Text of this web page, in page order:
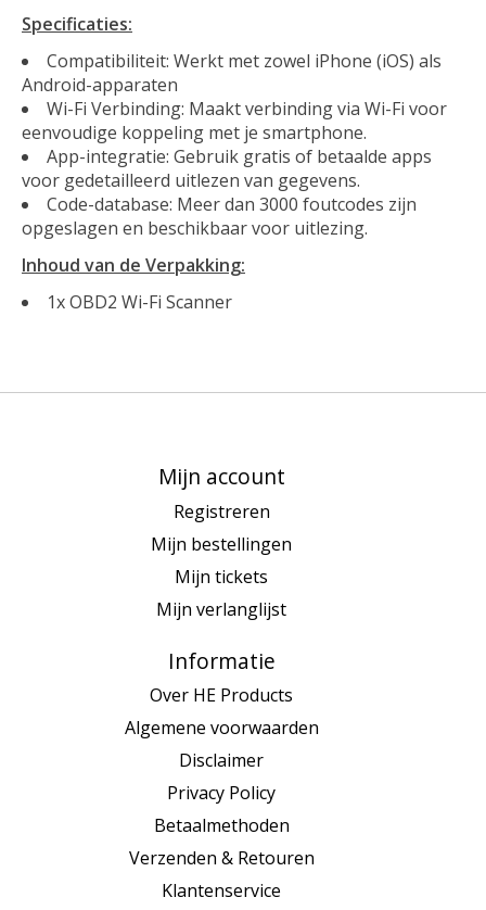
Specificaties:
Compatibiliteit: Werkt met zowel iPhone (iOS) als
Android-apparaten
Wi-Fi Verbinding: Maakt verbinding via Wi-Fi voor
eenvoudige koppeling met je smartphone.
App-integratie: Gebruik gratis of betaalde apps
voor gedetailleerd uitlezen van gegevens.
Code-database: Meer dan 3000 foutcodes zijn
opgeslagen en beschikbaar voor uitlezing.
Inhoud van de Verpakking:
1x OBD2 Wi-Fi Scanner
Mijn account
Registreren
Mijn bestellingen
Mijn tickets
Mijn verlanglijst
Informatie
Over HE Products
Algemene voorwaarden
Disclaimer
Privacy Policy
Betaalmethoden
Verzenden & Retouren
Klantenservice